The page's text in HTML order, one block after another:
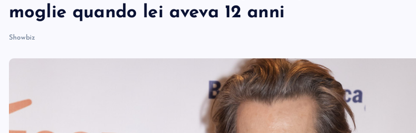
moglie quando lei aveva 12 anni
Showbiz